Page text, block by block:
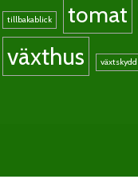
tillbakablick tomat
växthus växtskydd